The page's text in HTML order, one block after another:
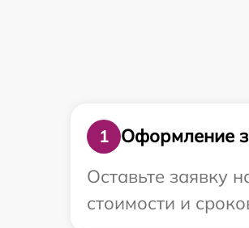
1
Оформление
Оставьте заявку
стоимости и